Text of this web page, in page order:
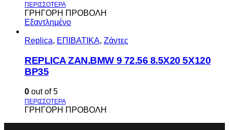
ΓΡΗΓΟΡΗ ΠΡΟΒΟΛΗ
Εξαντλημένο
Replica, ΕΠΙΒΑΤΙΚΑ, Ζάντες
REPLICA ZAN.BMW 9 72.56 8.5X20 5X120
BP35
0 out of 5
ΓΡΗΓΟΡΗ ΠΡΟΒΟΛΗ